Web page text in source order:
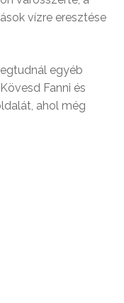
vízre eresztése
egyéb
Fanni és
ahol még